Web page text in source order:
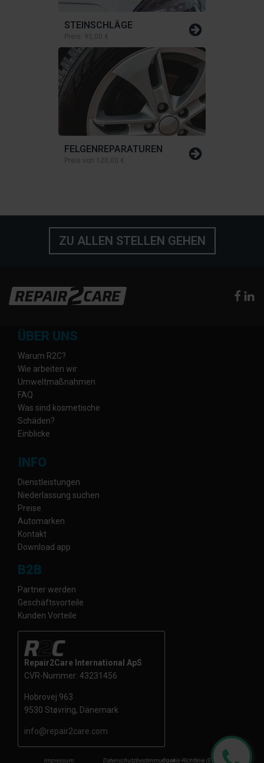
STEINSCHLÄGE
Preis: 95,00 €
FELGENREPARATUREN
Preis von 120,00 €
ZU ALLEN STELLEN GEHEN
ÜBER UNS
Warum R2C?
Wie arbeiten wir
Umweltmaßnahmen
FAQ
Was sind kosmetische
Schäden?
Einblicke
INFO
Dienstleistungen
Niederlassung suchen
Preise
Automarken
Kontakt
Download app
B2B
Partner werden
Geschäftsvorteile
Kunden Vorteile
Repair2Care International ApS
CVR-Nummer: 43231456
Hobrovej 963
9530 Støvring, Dänemark
info@repair2care.com
Impressum DatenschutzbestimmungenCookie-Richtlinie (EU)